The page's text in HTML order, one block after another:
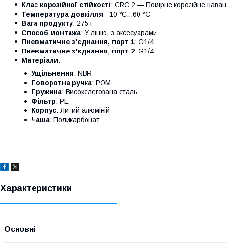
Клас корозійної стійкості: CRC 2 — Помірне корозійне
Температура довкілля: -10 °C...60 °C
Вага продукту: 275 г
Способ монтажа: У лінію, з аксесуарами
Пневматичне з'єднання, порт 1: G1/4
Пневматичне з'єднання, порт 2: G1/4
Матеріали:
Ущільнення: NBR
Поворотна ручка: POM
Пружина: Високолегована сталь
Фільтр: PE
Корпус: Литий алюміній
Чаша: Поликарбонат
Характеристики
Основні